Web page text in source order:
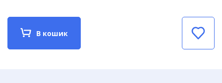
В кошик